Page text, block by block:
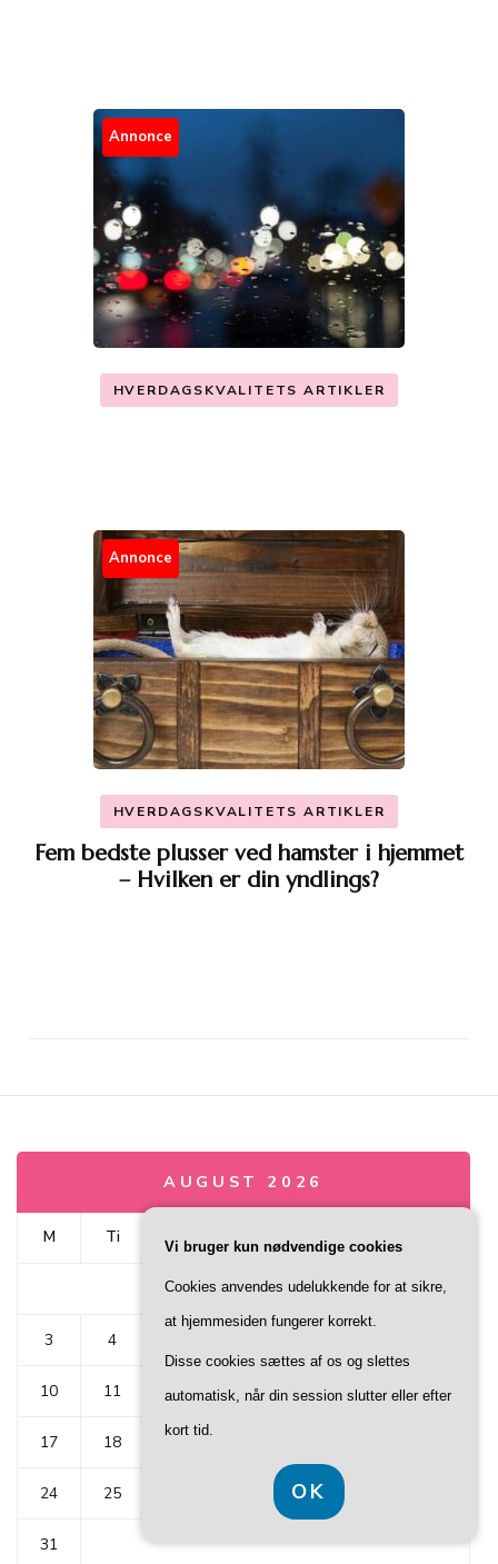
Annonce
HVERDAGSKVALITETS ARTIKLER
Annonce
HVERDAGSKVALITETS ARTIKLER
Fem bedste plusser ved hamster i hjemmet
– Hvilken er din yndlings?
AUGUST 2026
M Ti O To
1 2
3 4
10 11 12 13 14 15 16
17 18 19
24 25 28
31
Vi bruger kun nødvendige cookies
Cookies anvendes udelukkende for at sikre,
at hjemmesiden fungerer korrekt.
Disse cookies sættes af os og slettes
automatisk, når din session slutter eller efter
kort tid.
OK